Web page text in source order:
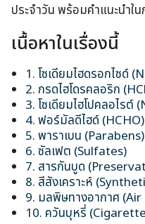
ประจำวัน พร้อมคำแนะนำใ
เนื้อหาในเรื่องนี้
1. โซเดียมไฮดรอกไซด์
2. กรดไฮโดรคลอริก
3. โซเดียมไฮโปคลอไรต์
4. ฟอร์มัลดีไฮด์ (HCHO)
5. พาราเบน (Parabens)
6. ซัลเฟต (Sulfates)
7. สารกันบูด
8. สีสังเคราะห์
9. มลพิษทางอากาศ
10. ควันบุหรี่